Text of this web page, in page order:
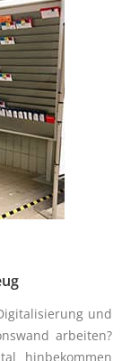
und
arbeiten?
hinbekommen